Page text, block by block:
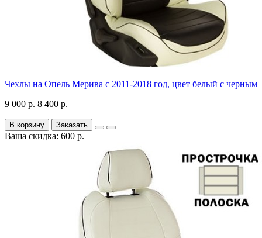
Чехлы на Опель Мерива с 2011-2018 год, цвет белый с черным
9 000 р. 8 400 р.
В корзину Заказать
Ваша скидка: 600 р.